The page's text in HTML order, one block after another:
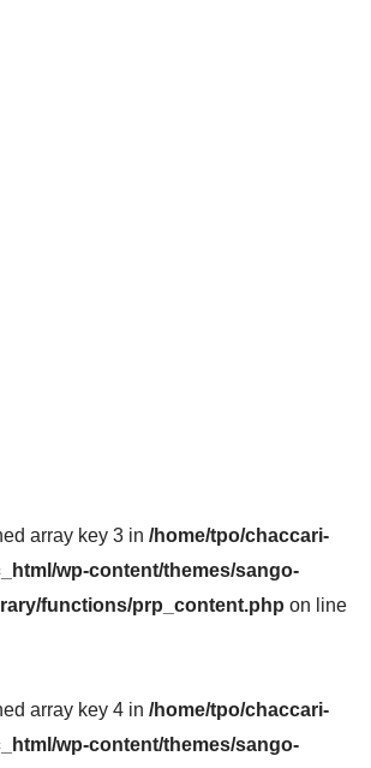
array key 3 in /home/tpo/chaccari-
wp-content/themes/sango-
functions/prp_content.php on line
array key 4 in /home/tpo/chaccari-
wp-content/themes/sango-